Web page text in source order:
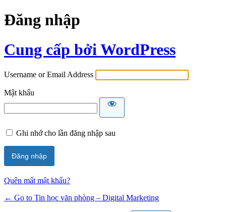
Đăng nhập
Cung cấp bởi WordPress
Username or Email Address
Mật khẩu
Ghi nhớ cho lần đăng nhập sau
Quên mất mật khẩu?
← Go to Tin học văn phòng – Digital Marketing